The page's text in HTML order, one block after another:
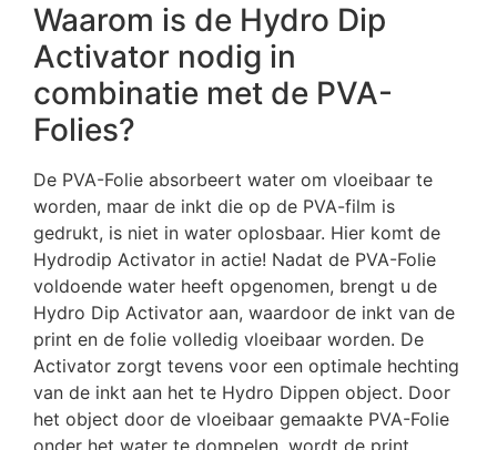
Waarom is de Hydro Dip
Activator nodig in
combinatie met de PVA-
Folies?
De PVA-Folie absorbeert water om vloeibaar te
worden, maar de inkt die op de PVA-film is
gedrukt, is niet in water oplosbaar. Hier komt de
Hydrodip Activator in actie! Nadat de PVA-Folie
voldoende water heeft opgenomen, brengt u de
Hydro Dip Activator aan, waardoor de inkt van de
print en de folie volledig vloeibaar worden. De
Activator zorgt tevens voor een optimale hechting
van de inkt aan het te Hydro Dippen object. Door
het object door de vloeibaar gemaakte PVA-Folie